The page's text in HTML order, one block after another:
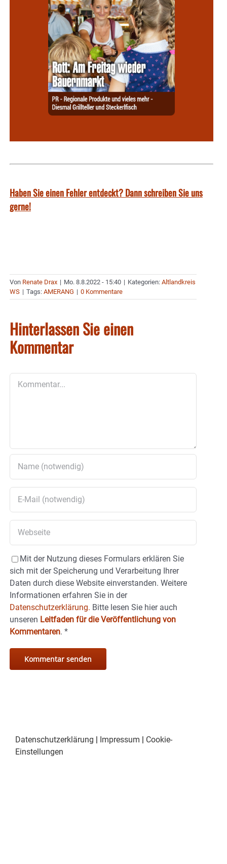
Haben Sie einen Fehler entdeckt? Dann schreiben Sie uns
gerne!
Von Renate Drax | Mo. 8.8.2022 - 15:40 | Kategorien: Altlandkreis
WS | Tags: AMERANG | 0 Kommentare
Hinterlassen Sie einen
Kommentar
Mit der Nutzung dieses Formulars erklären Sie
sich mit der Speicherung und Verarbeitung Ihrer
Daten durch diese Website einverstanden. Weitere
Informationen erfahren Sie in der
Datenschutzerklärung. Bitte lesen Sie hier auch
unseren Leitfaden für die Veröffentlichung von
Kommentaren. *
Datenschutzerklärung | Impressum | Cookie-
Einstellungen